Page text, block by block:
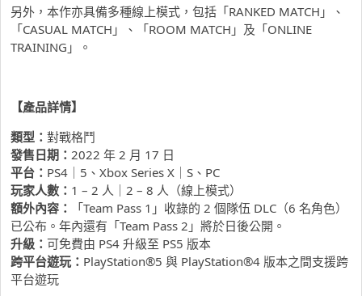
另外，本作亦具備多種線上模式，包括「RANKED MATCH」、
「CASUAL MATCH」、「ROOM MATCH」及「ONLINE
TRAINING」。
【產品詳情】
類型： 對戰格鬥
發售日期： 2022 年 2 月 17 日
平台 ： PS4｜5、Xbox Series X｜S、PC
玩家人數 ： 1 – 2 人｜2 – 8 人（線上模式）
額外內容 ：
「Team Pass 1」收錄的 2 個隊伍 DLC（6 名角色）
已公布。年內還有「Team Pass 2」將於日後公開。
升級： 可免費由 PS4 升級至 PS5 版本
跨平台遊玩： PlayStation®5 與 PlayStation®4 版本之間支援跨
平台遊玩